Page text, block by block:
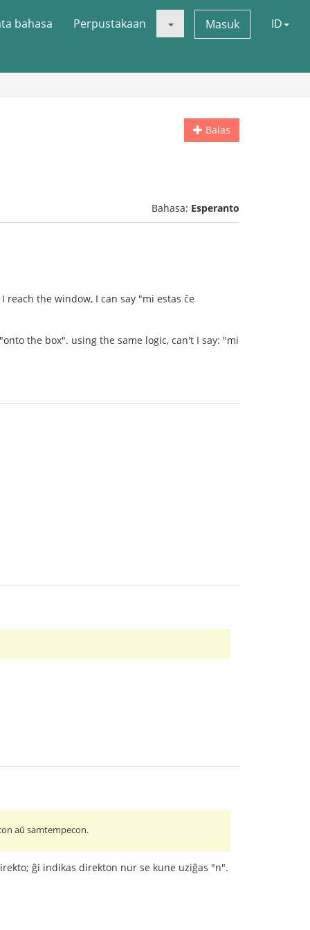
bahasa Perpustakaan Masuk ID
Balas
Bahasa: Esperanto
the window, I can say "mi estas ĉe
the box". using the same logic, can't I say: "mi
aŭ samtempecon.
ĝi indikas direkton nur se kune uziĝas "n".